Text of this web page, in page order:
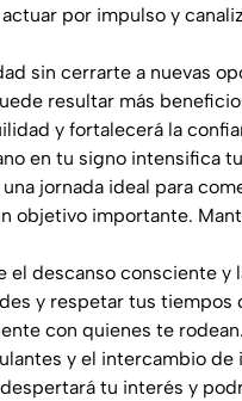
por impulso y
sin cerrarte a nuevas
resultar más
y fortalecerá la
en tu signo intensifica
jornada ideal para
objetivo importante.
el descanso consciente y
y respetar tus tiempos
con quienes te rodean.
y el intercambio de
tu interés y